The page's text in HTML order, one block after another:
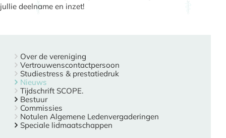
jullie deelname en inzet!
Over de vereniging
Vertrouwenscontactpersoon
Studiestress & prestatiedruk
Nieuws
Tijdschrift SCOPE.
Bestuur
Commissies
Notulen Algemene Ledenvergaderingen
Speciale lidmaatschappen